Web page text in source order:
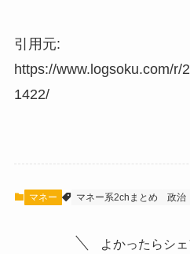
引用元:
https://www.logsoku.com/r/
1422/
マネー マネー系2chまとめ 政治
よかったらシ